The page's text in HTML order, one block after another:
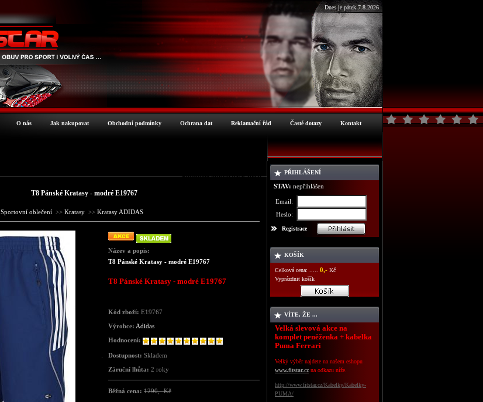
Dnes je pátek 7.8.2026
O nás Jak nakupovat Obchodní podmínky Ochrana dat Reklamační řád Časté dotazy Kontakt
Podrobné informace o zboží
T8 Pánské Kratasy - modré E19767
Sportovní oblečení >> Kratasy >> Kratasy ADIDAS
Název a popis:
T8 Pánské Kratasy - modré E19767
T8 Pánské Kratasy - modré E19767
Kód zboží: E19767
Výrobce: Adidas
Hodnocení:
Dostupnost: Skladem
Záruční lhůta: 2 roky
Běžná cena: 1290,- Kč
PŘIHLÁŠENÍ
STAV: nepřihlášen
Email:
Heslo:
Registrace
KOŠÍK
Celková cena: ..... 0,- Kč
Vyprázdnit košík
VÍTE, ŽE ...
Velká slevová akce na
komplet peněženka + kabelka
Puma Ferrari
Velký výběr najdete na našem eshopu
www.fitstar.cz na odkazu níže.
http://www.fitstar.cz/Kabelky/Kabelky-
PUMA/